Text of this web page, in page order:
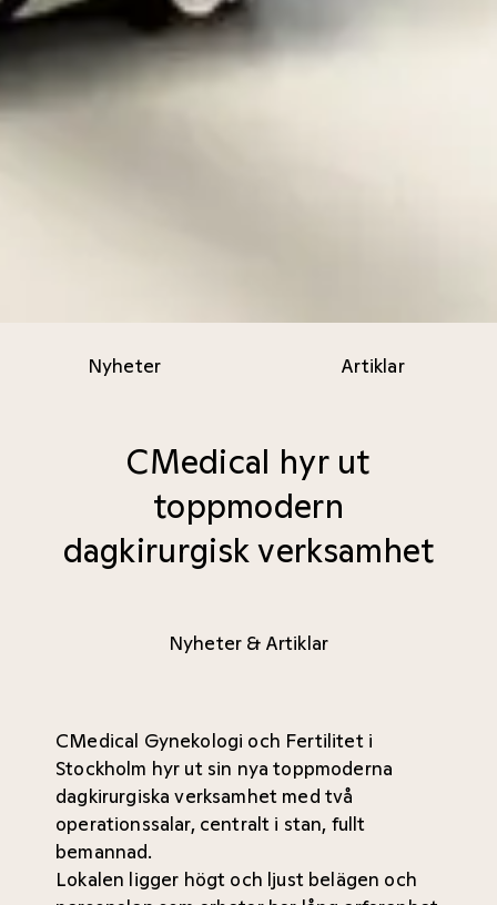
Nyheter Artiklar
CMedical hyr ut
toppmodern
dagkirurgisk verksamhet
Nyheter & Artiklar
CMedical Gynekologi och Fertilitet i
Stockholm hyr ut sin nya toppmoderna
dagkirurgiska verksamhet med två
operationssalar, centralt i stan, fullt
bemannad.
Lokalen ligger högt och ljust belägen och